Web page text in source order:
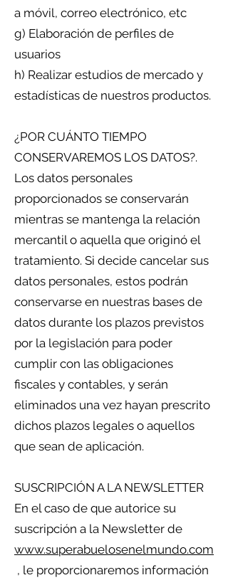
a móvil, correo electrónico, etc
g) Elaboración de perfiles de
usuarios
h) Realizar estudios de mercado y
estadísticas de nuestros productos.
¿POR CUÁNTO TIEMPO
CONSERVAREMOS LOS DATOS?.
Los datos personales
proporcionados se conservarán
mientras se mantenga la relación
mercantil o aquella que originó el
tratamiento. Si decide cancelar sus
datos personales, estos podrán
conservarse en nuestras bases de
datos durante los plazos previstos
por la legislación para poder
cumplir con las obligaciones
fiscales y contables, y serán
eliminados una vez hayan prescrito
dichos plazos legales o aquellos
que sean de aplicación.
SUSCRIPCIÓN A LA NEWSLETTER
En el caso de que autorice su
suscripción a la Newsletter de
www.superabuelosenelmundo.com
, le proporcionaremos información